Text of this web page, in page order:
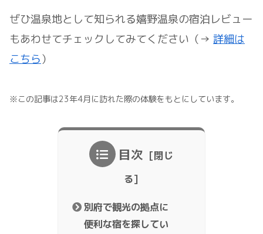
ぜひ温泉地として知られる嬉野温泉の宿泊レビュー
もあわせてチェックしてみてください（→ 詳細は
こちら）
※この記事は23年4月に訪れた際の体験をもとにしています。
目次
別府で観光の拠点に
便利な宿を探してい